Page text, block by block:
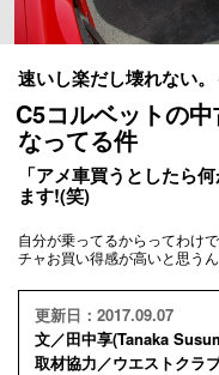
速いし楽だし壊れない
C5コルベットの
なってる件
「アメ車買うとしたら
ます!(笑)
自分が乗ってるからってわけ
チャお買い得感が高いと思う
更新日：2017.09.07
文／田中享(Tanaka
取材協力／ウエストク